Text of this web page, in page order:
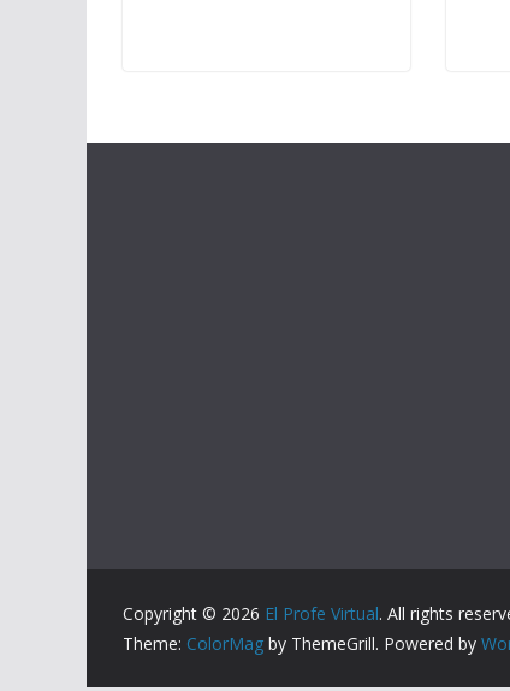
Copyright © 2026 El Profe Virtual. All rights
Theme: ColorMag by ThemeGrill. Powered by